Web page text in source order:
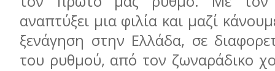
αναπτύξει μια φιλία και μαζί
ξενάγηση στην Ελλάδα, σε
του ρυθμού, από τον ζωναράδικο